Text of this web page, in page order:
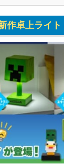
作卓上ライ